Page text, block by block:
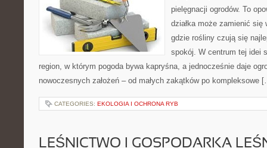
pielęgnacji ogrodów. To
działka może zamienić się
gdzie rośliny czują się
spokój. W centrum tej idei
region, w którym pogoda bywa kapryśna, a jednocześnie daje
nowoczesnych założeń – od małych zakątków po kompleksowe
CATEGORIES: EKOLOGIA I OCHRONA RYB
LEŚNICTWO I GOSPODARKA